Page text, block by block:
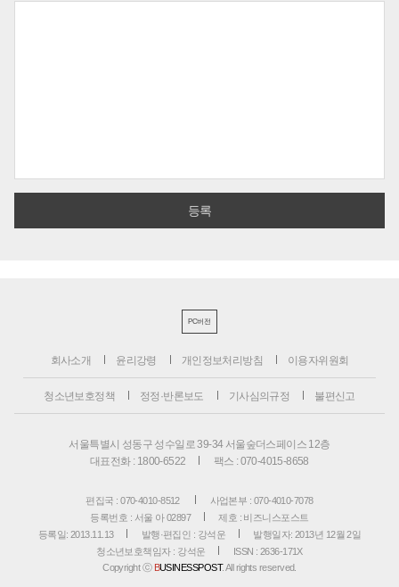
PC버전
회사소개 윤리강령 개인정보처리방침 이용자위원회
청소년보호정책 정정·반론보도 기사심의규정 불편신고
서울특별시 성동구 성수일로 39-34 서울숲더스페이스 12층
대표전화 : 1800-6522
팩스 : 070-4015-8658
편집국 : 070-4010-8512
사업본부 : 070-4010-7078
등록번호 : 서울 아 02897
제호 : 비즈니스포스트
등록일: 2013.11.13
발행·편집인 : 강석운
발행일자: 2013년 12월 2일
청소년보호책임자 : 강석운
ISSN : 2636-171X
Copyright ⓒ BUSINESSPOST. All rights reserved.